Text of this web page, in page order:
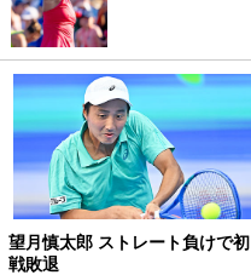
望月慎太郎 ストレート負けで初
戦敗退